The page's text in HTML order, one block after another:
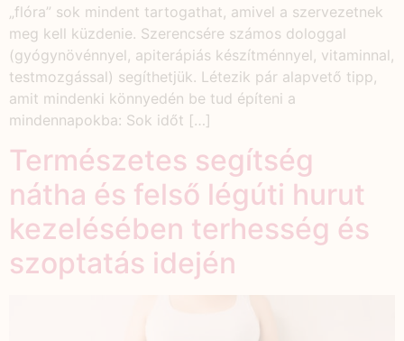
„flóra” sok mindent tartogathat, amivel a szervezetnek
meg kell küzdenie. Szerencsére számos dologgal
(gyógynövénnyel, apiterápiás készítménnyel, vitaminnal,
testmozgással) segíthetjük. Létezik pár alapvető tipp,
amit mindenki könnyedén be tud építeni a
mindennapokba: Sok időt […]
Természetes segítség
nátha és felső légúti hurut
kezelésében terhesség és
szoptatás idején